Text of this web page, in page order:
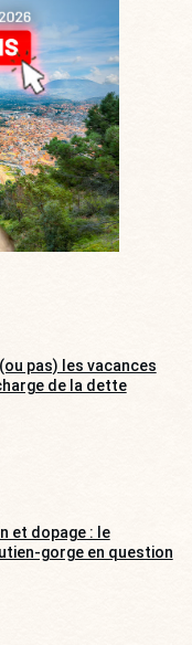
pas) les vacances
de la dette
et dopage : le
gorge en question